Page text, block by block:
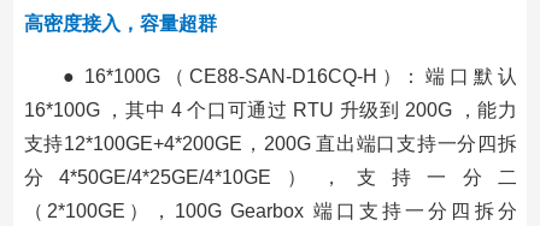
高密度接入，容量超群
● 16*100G （ CE88-SAN-D16CQ-H ）： 端 口 默 认
16*100G ，其中 4 个口可通过 RTU 升级到 200G ，能力
支持12*100GE+4*200GE，200G 直出端口支持一分四拆
分4*50GE/4*25GE/4*10GE），支持一分二
（2*100GE），100G Gearbox 端口支持一分四拆分